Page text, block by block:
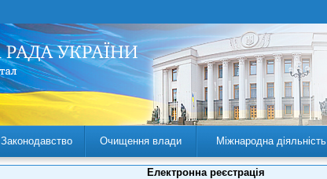
Законодавство Очищення влади Міжнародна діяльність
Електронна реєстрація